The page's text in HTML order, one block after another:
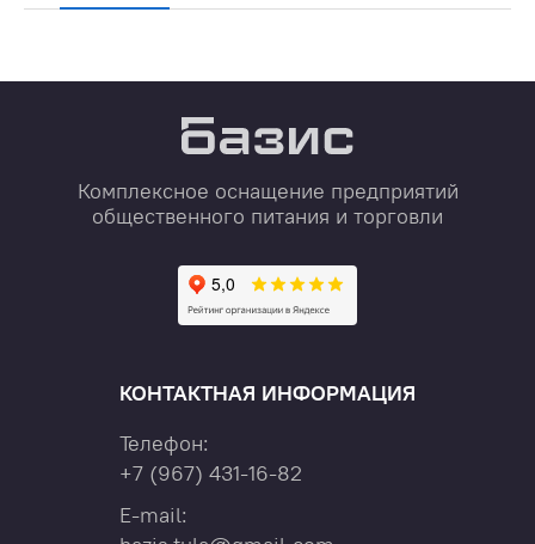
Комплексное оснащение предприятий
общественного питания и торговли
КОНТАКТНАЯ ИНФОРМАЦИЯ
Телефон:
+7 (967) 431-16-82
E-mail: